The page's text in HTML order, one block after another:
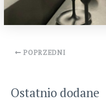
Post
POPRZEDNI
Ostatnio dodane